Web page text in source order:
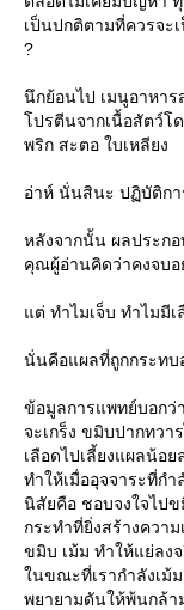
เป็นปกติตามที่ควรจะ
?
นึกย้อนไป เมนูอาหา
ปรตีนจากเนื้อสัตว์โ
พริก สะตอ ใบเหลียง
อ่าห์ นั่นสินะ ปฏิบัติกา
หลังจากนั้น ผลประกอ
คุณผู้อ่านคิดว่าคงจบ
ต่ ทำไมเจ็บ ทำไมมีเ
นั่นคือแผลที่ถูกกระทบ
ข้อมูลการแพทย์บอกว่
จะเกร็ง ขมิบปากทวา
เลือดไปเลี้ยงแผลน้อ
ทำให้เมื่ออุจจาระที่ก
นิสัยคือ ชอบจงใจไป
กระทำที่ยิ่งสร้างควา
ขมิบ เม้ม ทำให้แย่ลง
นขณะที่เรากำลังเม้ม
พยายามดันให้พ้นกล้า